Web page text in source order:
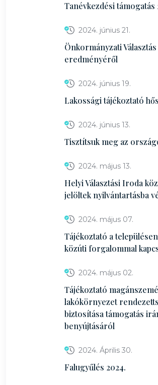
Tanévkezdési támogatás
2024. június 21.
Önkormányzati Választás
eredményéről
2024. június 19.
Lakossági tájékoztató
2024. június 13.
Tisztítsuk meg az
2024. május 13.
Helyi Választási Iroda
jelöltek nyilvántartásba
2024. május 07.
Tájékoztató a
közúti forgalommal
2024. május 02.
Tájékoztató
lakókörnyezet
biztosítása támogatás
benyújtásáról
2024. Április 30.
Falugyűlés 2024.